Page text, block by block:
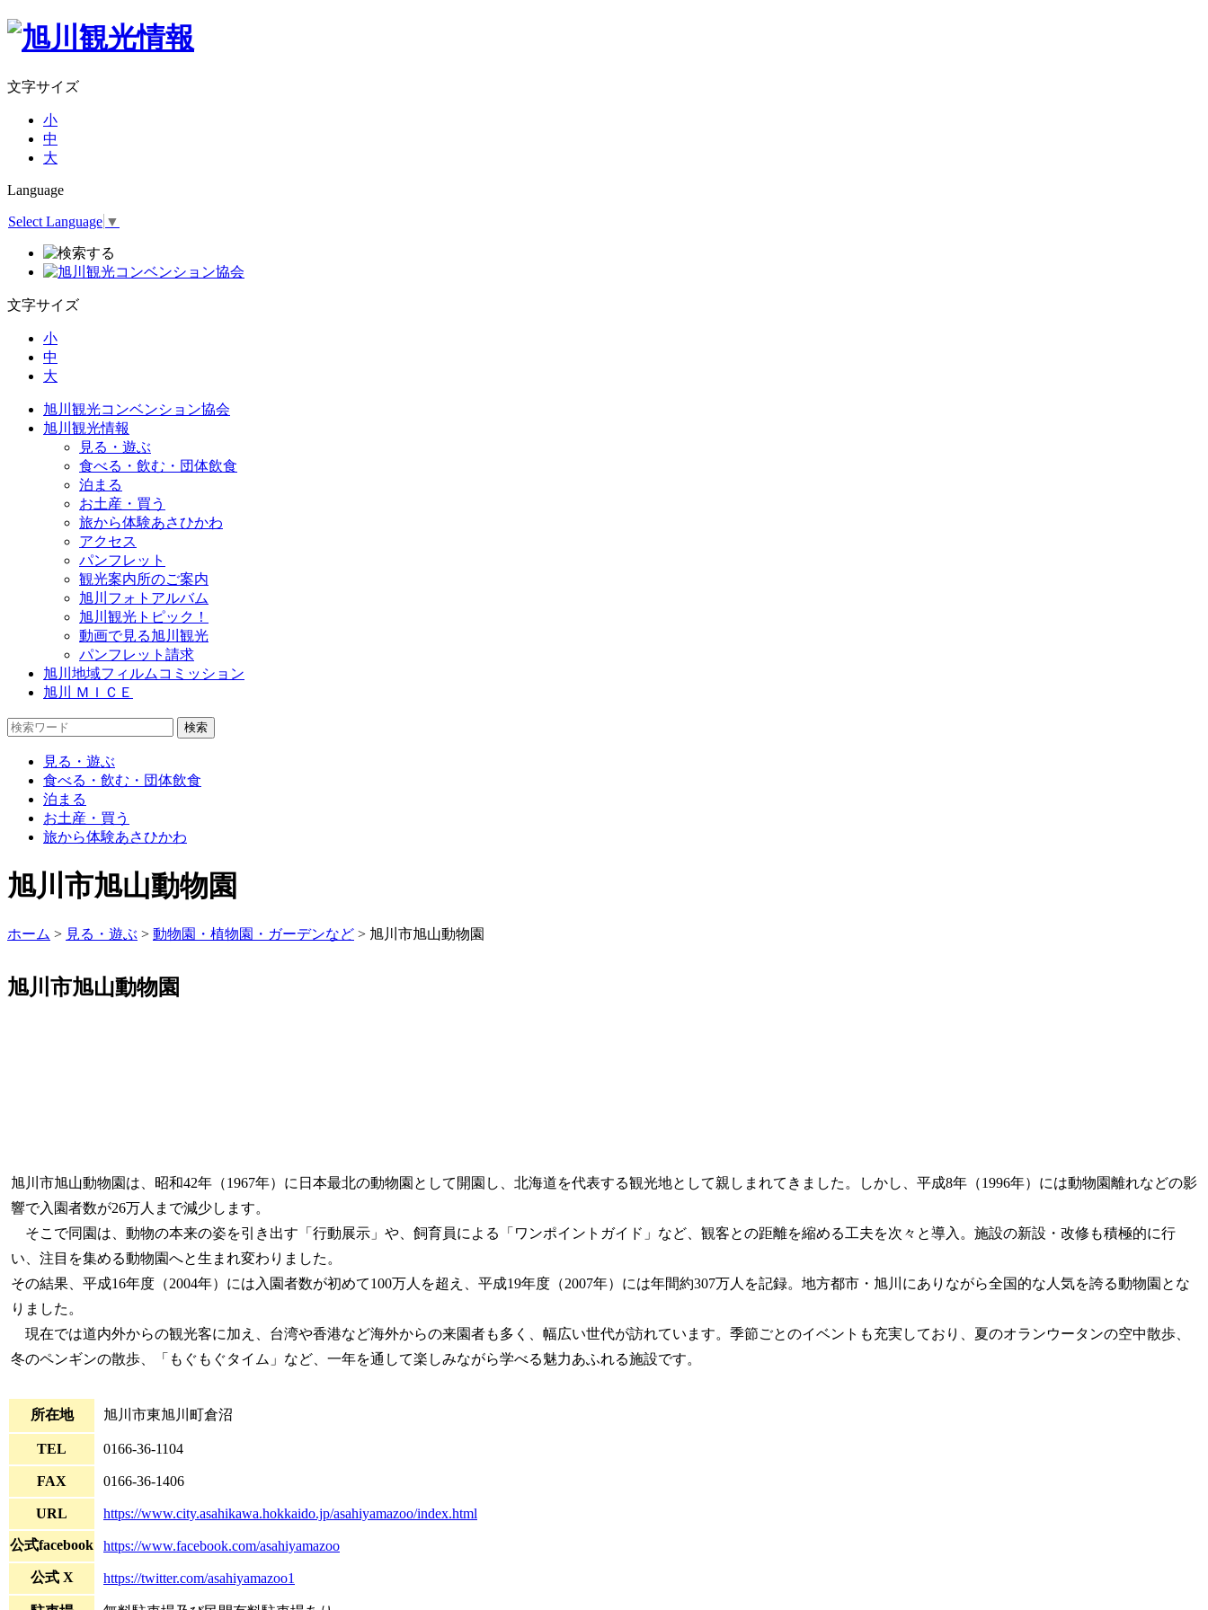
文字サイズ
小
中
大
Language
Select Language ▼
文字サイズ
小
中
大
旭川観光コンベンション協会
旭川観光情報
見る・遊ぶ
食べる・飲む・団体飲食
泊まる
お土産・買う
旅から体験あさひかわ
アクセス
パンフレット
観光案内所のご案内
旭川フォトアルバム
旭川観光トピック！
動画で見る旭川観光
パンフレット請求
旭川地域フィルムコミッション
旭川 ＭＩＣＥ
見る・遊ぶ
食べる・飲む・団体飲食
泊まる
お土産・買う
旅から体験あさひかわ
旭川市旭山動物園
ホーム > 見る・遊ぶ > 動物園・植物園・ガーデンなど > 旭川市旭山動物園
旭川市旭山動物園
旭川市旭山動物園は、昭和42年（1967年）に日本最北の動物園として開園し、北海道を代表する観光地として親しまれてきました。しかし、平成8年（1996年）には動物園離れなどの影
響で入園者数が26万人まで減少します。
そこで同園は、動物の本来の姿を引き出す「行動展示」や、飼育員による「ワンポイントガイド」など、観客との距離を縮める工夫を次々と導入。施設の新設・改修も積極的に行
い、注目を集める動物園へと生まれ変わりました。
その結果、平成16年度（2004年）には入園者数が初めて100万人を超え、平成19年度（2007年）には年間約307万人を記録。地方都市・旭川にありながら全国的な人気を誇る動物園とな
りました。
現在では道内外からの観光客に加え、台湾や香港など海外からの来園者も多く、幅広い世代が訪れています。季節ごとのイベントも充実しており、夏のオランウータンの空中散歩、
冬のペンギンの散歩、「もぐもぐタイム」など、一年を通して楽しみながら学べる魅力あふれる施設です。
所在地 旭川市東旭川町倉沼
TEL 0166-36-1104
FAX 0166-36-1406
URL https://www.city.asahikawa.hokkaido.jp/asahiyamazoo/index.html
公式facebook https://www.facebook.com/asahiyamazoo
公式 X https://twitter.com/asahiyamazoo1